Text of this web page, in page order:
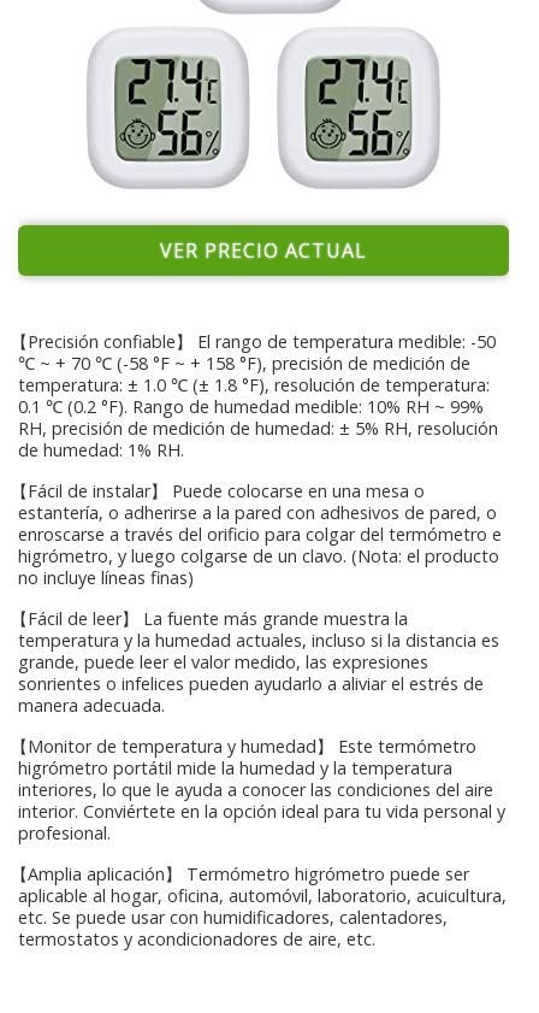
VER PRECIO ACTUAL
【Precisión confiable】 El rango de temperatura medible: -50
℃ ~ + 70 ℃ (-58 °F ~ + 158 °F), precisión de medición de
temperatura: ± 1.0 ℃ (± 1.8 °F), resolución de temperatura:
0.1 ℃ (0.2 °F). Rango de humedad medible: 10% RH ~ 99%
RH, precisión de medición de humedad: ± 5% RH, resolución
de humedad: 1% RH.
【Fácil de instalar】 Puede colocarse en una mesa o
estantería, o adherirse a la pared con adhesivos de pared, o
enroscarse a través del orificio para colgar del termómetro e
higrómetro, y luego colgarse de un clavo. (Nota: el producto
no incluye líneas finas)
【Fácil de leer】 La fuente más grande muestra la
temperatura y la humedad actuales, incluso si la distancia es
grande, puede leer el valor medido, las expresiones
sonrientes o infelices pueden ayudarlo a aliviar el estrés de
manera adecuada.
【Monitor de temperatura y humedad】 Este termómetro
higrómetro portátil mide la humedad y la temperatura
interiores, lo que le ayuda a conocer las condiciones del aire
interior. Conviértete en la opción ideal para tu vida personal y
profesional.
【Amplia aplicación】 Termómetro higrómetro puede ser
aplicable al hogar, oficina, automóvil, laboratorio, acuicultura,
etc. Se puede usar con humidificadores, calentadores,
termostatos y acondicionadores de aire, etc.